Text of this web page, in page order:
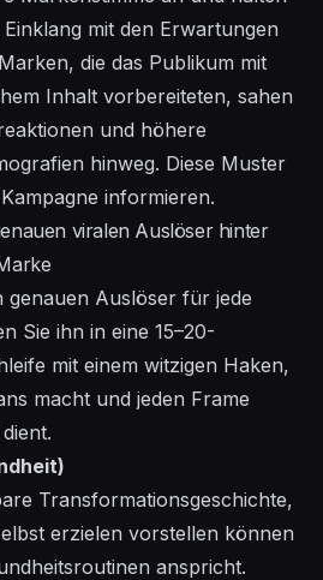
mit den Erwartungen
die das Publikum mit
Inhalt vorbereiteten, sahen
und höhere
hinweg. Diese Muster
informieren.
viralen Auslöser hinter
genauen Auslöser für jede
Sie ihn in eine 15–20-
mit einem witzigen Haken,
macht und jeden Frame
Transformationsgeschichte,
erzielen vorstellen können
anspricht.